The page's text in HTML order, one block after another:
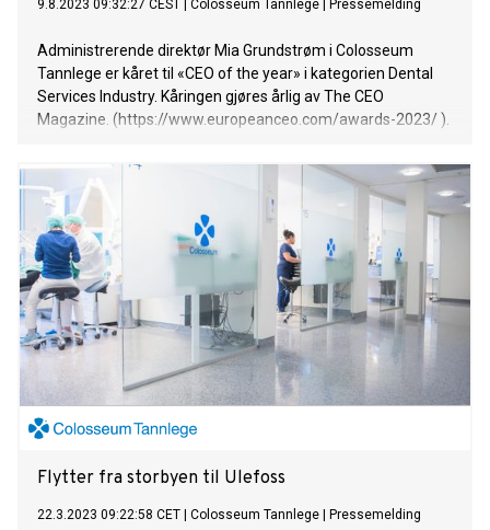
9.8.2023 09:32:27 CEST Colosseum Tannlege Pressemelding
Administrerende direktør Mia Grundstrøm i Colosseum
Tannlege er kåret til «CEO of the year» i kategorien Dental
Services Industry. Kåringen gjøres årlig av The CEO
Magazine. (https://www.europeanceo.com/awards-2023/ ).
Flytter fra storbyen til Ulefoss
22.3.2023 09:22:58 CET Colosseum Tannlege Pressemelding